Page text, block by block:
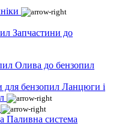
Запчастини до
Олива до бензопил
Ланцюги і
Паливна система